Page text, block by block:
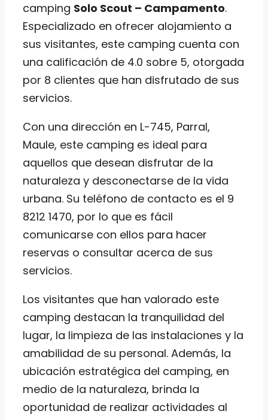
camping Solo Scout – Campamento.
Especializado en ofrecer alojamiento a
sus visitantes, este camping cuenta con
una calificación de 4.0 sobre 5, otorgada
por 8 clientes que han disfrutado de sus
servicios.
Con una dirección en L-745, Parral,
Maule, este camping es ideal para
aquellos que desean disfrutar de la
naturaleza y desconectarse de la vida
urbana. Su teléfono de contacto es el 9
8212 1470, por lo que es fácil
comunicarse con ellos para hacer
reservas o consultar acerca de sus
servicios.
Los visitantes que han valorado este
camping destacan la tranquilidad del
lugar, la limpieza de las instalaciones y la
amabilidad de su personal. Además, la
ubicación estratégica del camping, en
medio de la naturaleza, brinda la
oportunidad de realizar actividades al